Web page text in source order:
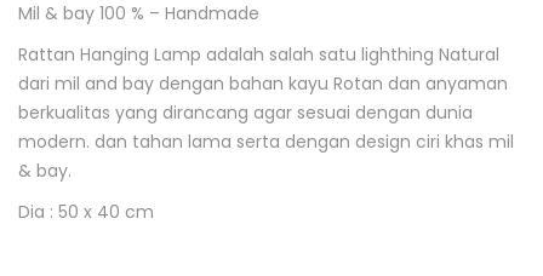
D
e
s
c
r
i
p
i
Mil & bay 100 % – Handmade
Rattan Hanging Lamp adalah salah satu lighthing Natural
dari mil and bay dengan bahan kayu Rotan dan anyaman
berkualitas yang dirancang agar sesuai dengan dunia
modern. dan tahan lama serta dengan design ciri khas mil
& bay.
Dia : 50 x 40 cm